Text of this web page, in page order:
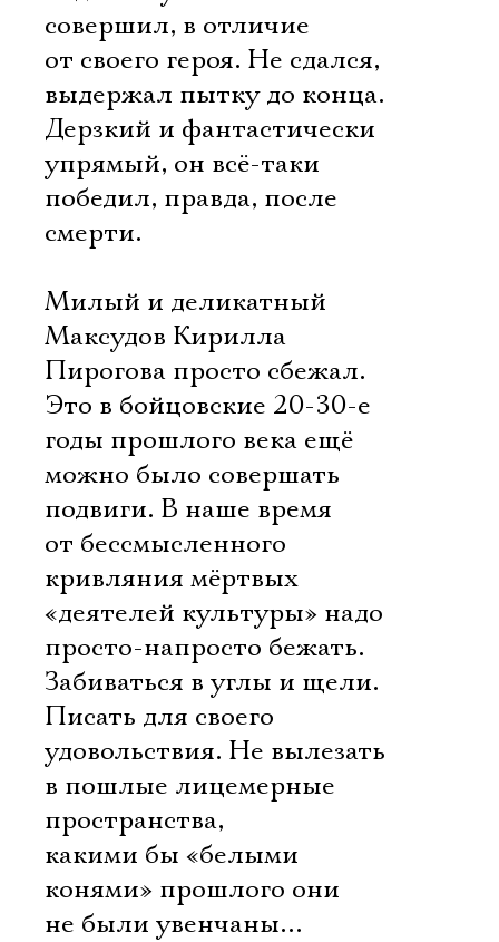
совершил, в отличие
от своего героя. Не сдался,
выдержал пытку до конца.
Дерзкий и фантастически
упрямый, он всё-таки
победил, правда, после
смерти.
Милый и деликатный
Максудов Кирилла
Пирогова просто сбежал.
Это в бойцовские 20-30-е
годы прошлого века ещё
можно было совершать
подвиги. В наше время
от бессмысленного
кривляния мёртвых
«деятелей культуры» надо
просто-напросто бежать.
Забиваться в углы и щели.
Писать для своего
удовольствия. Не вылезать
в пошлые лицемерные
пространства,
какими бы «белыми
конями» прошлого они
не были увенчаны…